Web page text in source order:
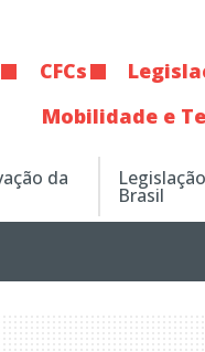
CFCs
Mobilidade e
da
Brasil